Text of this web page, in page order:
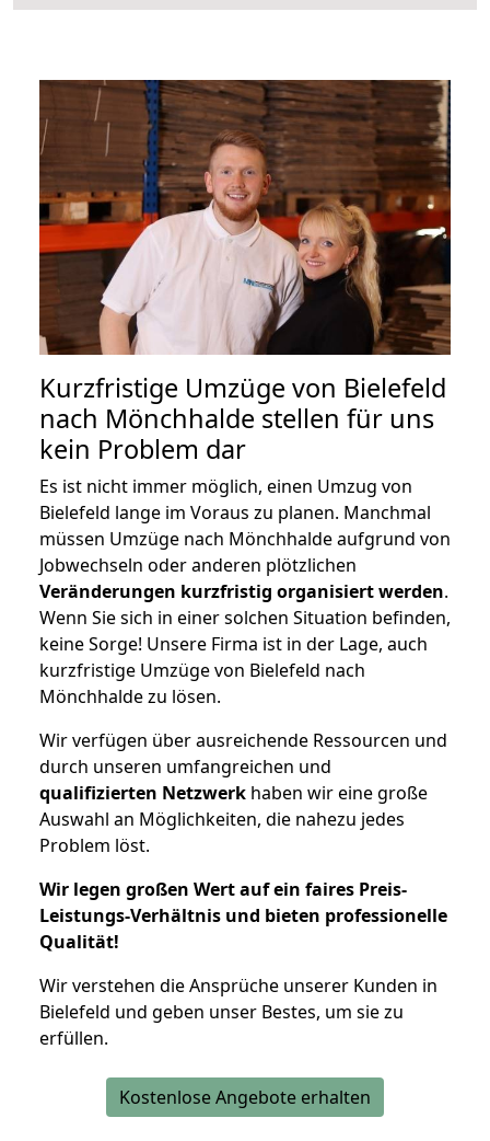
Kurzfristige Umzüge von Bielefeld
nach Mönchhalde stellen für uns
kein Problem dar
Es ist nicht immer möglich, einen Umzug von
Bielefeld lange im Voraus zu planen. Manchmal
müssen Umzüge nach Mönchhalde aufgrund von
Jobwechseln oder anderen plötzlichen
Veränderungen kurzfristig organisiert werden.
Wenn Sie sich in einer solchen Situation befinden,
keine Sorge! Unsere Firma ist in der Lage, auch
kurzfristige Umzüge von Bielefeld nach
Mönchhalde zu lösen.
Wir verfügen über ausreichende Ressourcen und
durch unseren umfangreichen und
qualifizierten Netzwerk haben wir eine große
Auswahl an Möglichkeiten, die nahezu jedes
Problem löst.
Wir legen großen Wert auf ein faires Preis-
Leistungs-Verhältnis und bieten professionelle
Qualität!
Wir verstehen die Ansprüche unserer Kunden in
Bielefeld und geben unser Bestes, um sie zu
erfüllen.
Kostenlose Angebote erhalten